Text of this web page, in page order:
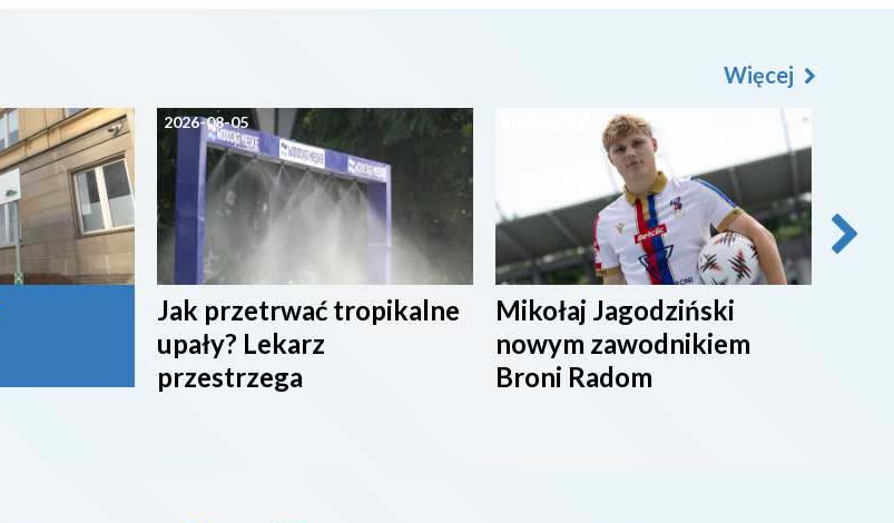
2026-08-05
Jak przetrwać tropikalne
upały? Lekarz
przestrzega
Mikołaj Jagodziński
nowym zawodnikiem
Broni Radom
Więcej